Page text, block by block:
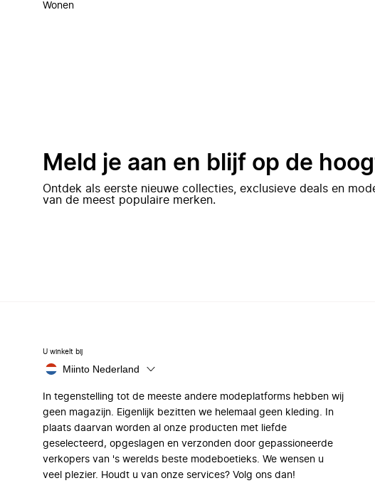
Wonen
Meld je aan en blijf op de
Ontdek als eerste nieuwe collecties, exclusieve deals en
van de meest populaire merken.
U winkelt bij
Miinto Nederland
In tegenstelling tot de meeste andere modeplatforms hebben wij
geen magazijn. Eigenlijk bezitten we helemaal geen kleding. In
plaats daarvan worden al onze producten met liefde
geselecteerd, opgeslagen en verzonden door gepassioneerde
verkopers van 's werelds beste modeboetieks. We wensen u
veel plezier. Houdt u van onze services? Volg ons dan!